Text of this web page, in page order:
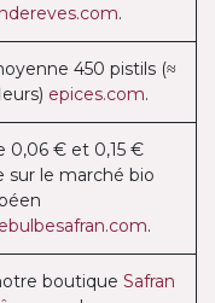
.
450 pistils (≈
epices.com.
0,06 € et 0,15 €
sur le marché bio
.
boutique Safran